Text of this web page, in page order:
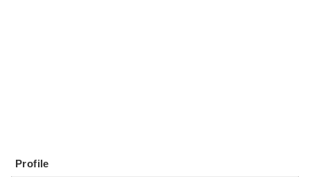
Profile